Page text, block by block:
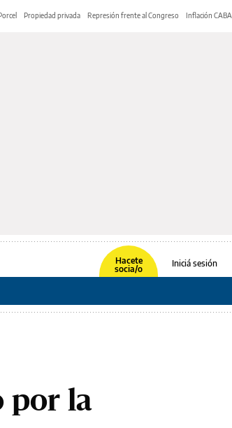
Propiedad privada Represión frente al Congreso Inflación CABA
Hacete
socia/o
Iniciá sesión
por la